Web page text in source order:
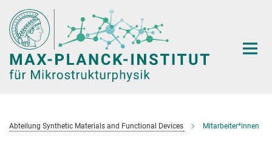
Hauptinhalt
Abteilung Synthetic Materials and Functional Devices Mitarbeiter*innen